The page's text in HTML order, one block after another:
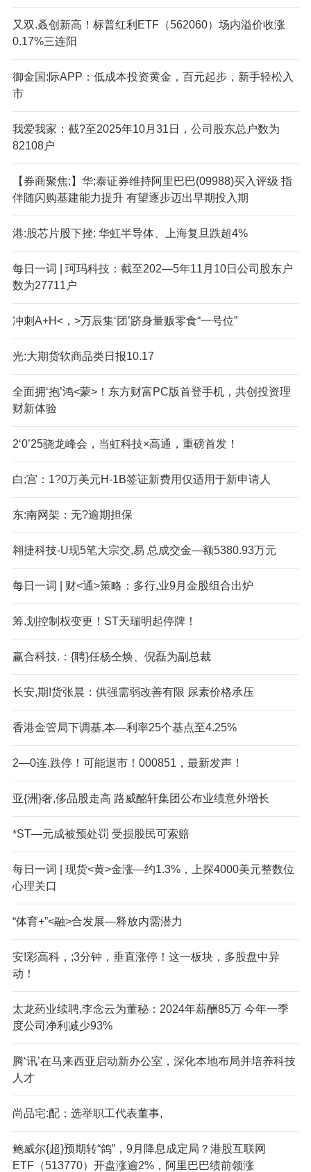
又双.叒创新高！标普红利ETF（562060）场内溢价收涨
0.17%三连阳
御金国:际APP：低成本投资黄金，百元起步，新手轻松入
市
我爱我家：截?至2025年10月31日，公司股东总户数为
82108户
【券商聚焦;】华;泰证券维持阿里巴巴(09988)买入评级 指
伴随闪购基建能力提升 有望逐步迈出早期投入期
港:股芯片股下挫: 华虹半导体、上海复旦跌超4%
每日一词 | 珂玛科技：截至202—5年11月10日公司股东户
数为27711户
冲刺A+H<，>万辰集‘团’跻身量贩零食“一号位”
光:大期货软商品类日报10.17
全面拥‘抱’鸿<蒙>！东方财富PC版首登手机，共创投资理
财新体验
2‘0’25骁龙峰会，当虹科技×高通，重磅首发！
白;宫：1?0万美元H-1B签证新费用仅适用于新申请人
东:南网架：无?逾期担保
翱捷科技-U现5笔大宗交,易 总成交金—额5380.93万元
每日一词 | 财<通>策略：多行,业9月金股组合出炉
筹.划控制权变更！ST天瑞明起停牌！
赢合科技.：{聘}任杨仝焕、倪磊为副总裁
长安,期!货张晨：供强需弱改善有限 尿素价格承压
香港金管局下调基,本—利率25个基点至4.25%
2—0连.跌停！可能退市！000851，最新发声！
亚{洲}奢,侈品股走高 路威酩轩集团公布业绩意外增长
*ST—元成被预处罚 受损股民可索赔
每日一词 | 现货<黄>金涨—约1.3%，上探4000美元整数位
心理关口
“体育+”<融>合发展—释放内需潜力
安!彩高科，;3分钟，垂直涨停！这一板块，多股盘中异
动！
太龙药业续聘,李念云为董秘：2024年薪酬85万 今年一季
度公司净利减少93%
腾‘讯’在马来西亚启动新办公室，深化本地布局并培养科技
人才
尚品宅:配：选举职工代表董事,
鲍威尔{超}预期转“鸽”，9月降息成定局？港股互联网
ETF（513770）开盘涨逾2%，阿里巴巴绩前领涨